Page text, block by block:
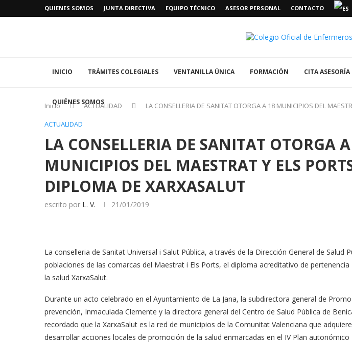
QUIENES SOMOS JUNTA DIRECTIVA EQUIPO TÉCNICO ASESOR PERSONAL CONTACTO
INICIO TRÁMITES COLEGIALES VENTANILLA ÚNICA FORMACIÓN CITA
QUIÉNES SOMOS
Inicio ACTUALIDAD
LA CONSELLERIA DE SANITAT OTORGA A 18 MUNICIPIOS DEL
ACTUALIDAD
LA CONSELLERIA DE SANITAT OTORGA
MUNICIPIOS DEL MAESTRAT Y ELS
DIPLOMA DE XARXASALUT
escrito por L. V. 21/01/2019
La conselleria de Sanitat Universal i Salut Pública, a través de la Dirección General de Salud
poblaciones de las comarcas del Maestrat i Els Ports, el diploma acreditativo de
la salud XarxaSalut.
Durante un acto celebrado en el Ayuntamiento de La Jana, la subdirectora general de
prevención, Inmaculada Clemente y la directora general del Centro de Salud Pública de
recordado que la XarxaSalut es la red de municipios de la Comunitat Valenciana que
desarrollar acciones locales de promoción de la salud enmarcadas en el IV Plan autonómico